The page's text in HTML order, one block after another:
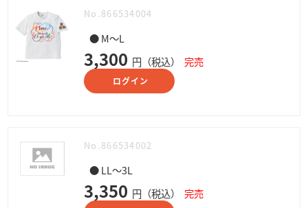
No.866534004
● M～L
3,300 円（税込） 完売
ログイン
No.866534002
● LL～3L
3,350 円（税込） 完売